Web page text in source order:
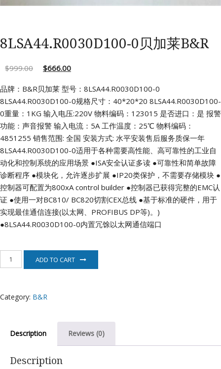
8LSA44.R0030D100-0贝加莱B&R
$999.00 $666.00
品牌：B&R贝加莱 型号：8LSA44.R0030D100-0
8LSA44.R0030D100-0规格尺寸：40*20*20 8LSA44.R0030D100-
0重量：1KG 输入电压:220V 物料编码：123015 是否进口：是 报警
功能：声音报警 输入电流：5A工作温度：25℃ 物料编码：
4851255 销售范围: 全国 安装方式: 水平安装售后服务质保一年
8LSA44.R0030D100-0适用于各种需要高性能、高可靠性的工业自
动化和控制系统的应用场景 ●ISA安全认证多读 ●可靠性和简单故障
诊断程序 ●模块化，允许逐步扩展 ●IP20类保护，不需要存储模块 ●
控制器可配置为800xA control builder ●控制器已获得完整的EMC认
证 ●使用一对BC810/ BC820切割CEX总线 ●基于标准的硬件，用于
实现最佳通信连接(以太网、PROFIBUS DP等)。)
●8LSA44.R0030D100-0内置冗馀以太网通信端口
B&R
ADD TO CART
Category: B&R
Description Reviews (0)
Description